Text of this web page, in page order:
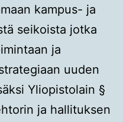
kampus- ja
seikoista jotka
ja
uuden
Yliopistolain §
ja hallituksen